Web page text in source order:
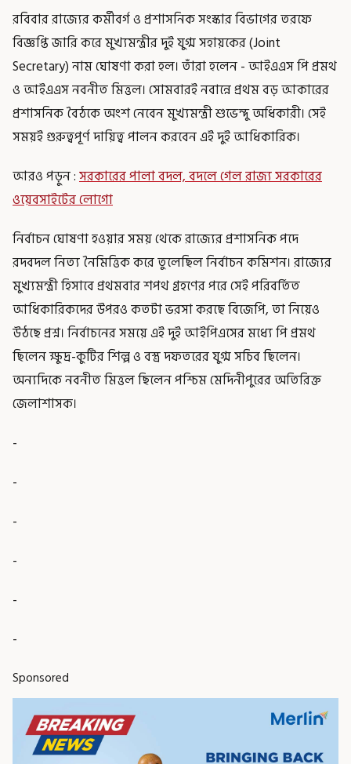
রবিবার রাজ্যের কর্মীবর্গ ও প্রশাসনিক সংস্কার বিভাগের তরফে
বিজ্ঞপ্তি জারি করে মুখ্যমন্ত্রীর দুই যুগ্ম সহায়কের (Joint
Secretary) নাম ঘোষণা করা হল। তাঁরা হলেন - আইএএস পি প্রমথ
ও আইএএস নবনীত মিত্তল। সোমবারই নবান্নে প্রথম বড় আকারের
প্রশাসনিক বৈঠকে অংশ নেবেন মুখ্যমন্ত্রী শুভেন্দু অধিকারী। সেই
সময়ই গুরুত্বপূর্ণ দায়িত্ব পালন করবেন এই দুই আধিকারিক।
আরও পড়ুন :সরকারের পালা বদল, বদলে গেল রাজ্য সরকারের
ওয়েবসাইটের লোগো
নির্বাচন ঘোষণা হওয়ার সময় থেকে রাজ্যের প্রশাসনিক পদে
রদবদল নিত্য নৈমিত্তিক করে তুলেছিল নির্বাচন কমিশন। রাজ্যের
মুখ্যমন্ত্রী হিসাবে প্রথমবার শপথ গ্রহণের পরে সেই পরিবর্তিত
আধিকারিকদের উপরও কতটা ভরসা করছে বিজেপি, তা নিয়েও
উঠছে প্রশ্ন। নির্বাচনের সময়ে এই দুই আইপিএসের মধ্যে পি প্রমথ
ছিলেন ক্ষুদ্র-কুটির শিল্প ও বস্ত্র দফতরের যুগ্ম সচিব ছিলেন।
অন্যদিকে নবনীত মিত্তল ছিলেন পশ্চিম মেদিনীপুরের অতিরিক্ত
জেলাশাসক।
-
-
-
-
-
-
Sponsored